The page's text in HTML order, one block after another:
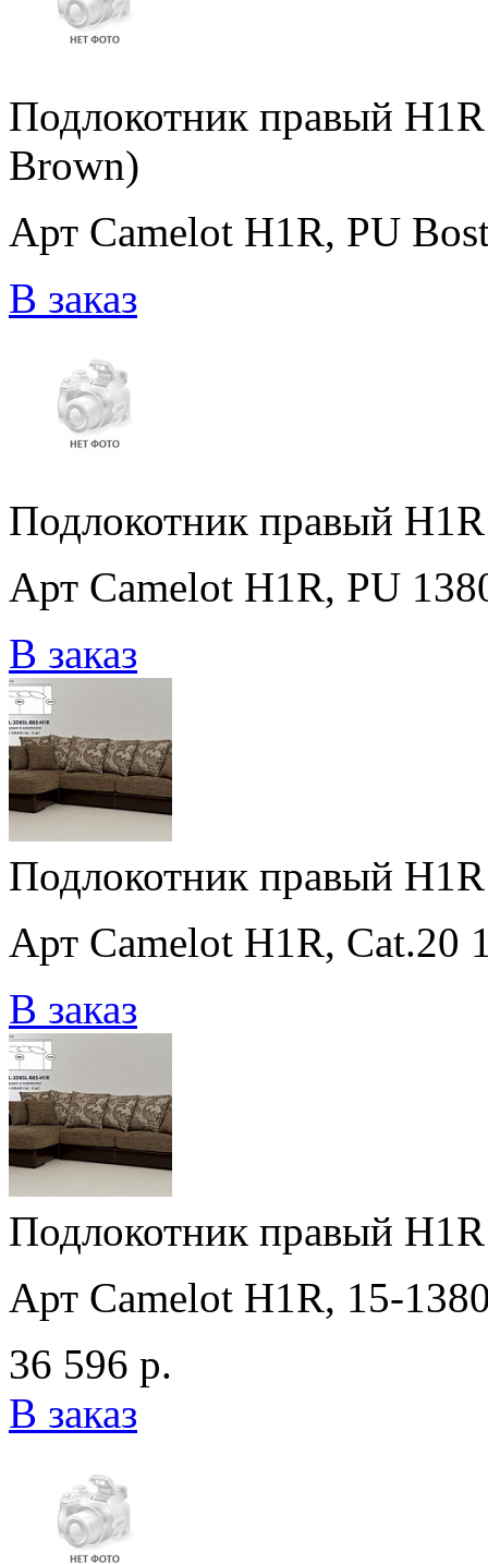
Подлокотник правый
Brown)
Арт Camelot H1R, PU
В заказ
Подлокотник правый
Арт Camelot H1R, PU
В заказ
Подлокотник правый
Арт Camelot H1R, Cat.20
В заказ
Подлокотник правый
Арт Camelot H1R, 15-
36 596 р.
В заказ